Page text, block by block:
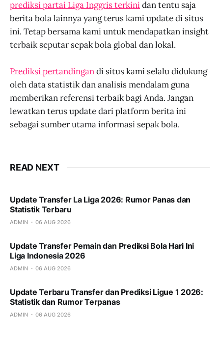
prediksi partai Liga Inggris terkinidan tentu saja
berita bola lainnya yang terus kami update di situs
ini. Tetap bersama kami untuk mendapatkan insight
terbaik seputar sepak bola global dan lokal.
Prediksi pertandingandi situs kami selalu didukung
oleh data statistik dan analisis mendalam guna
memberikan referensi terbaik bagi Anda. Jangan
lewatkan terus update dari platform berita ini
sebagai sumber utama informasi sepak bola.
READ NEXT
Update Transfer La Liga 2026: Rumor Panas dan
Statistik Terbaru
ADMIN 06 AUG 2026
Update Transfer Pemain dan Prediksi Bola Hari Ini
Liga Indonesia 2026
ADMIN 06 AUG 2026
Update Terbaru Transfer dan Prediksi Ligue 1 2026:
Statistik dan Rumor Terpanas
ADMIN 06 AUG 2026